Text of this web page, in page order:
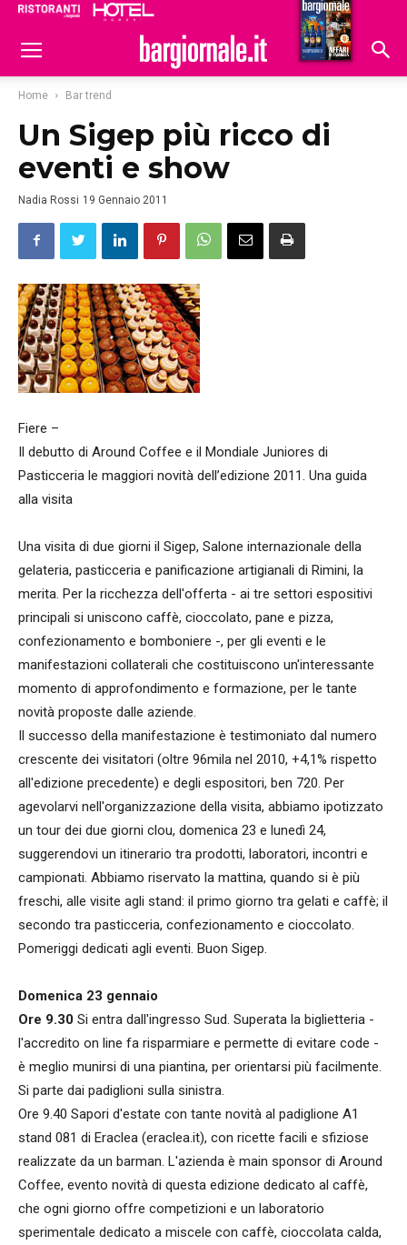
Hoteldomani
Home Bar trend
Un Sigep più ricco di
eventi e show
Nadia Rossi 19 Gennaio 2011
Fiere –
Il debutto di Around Coffee e il Mondiale Juniores di
Pasticceria le maggiori novità dell’edizione 2011. Una guida
alla visita
Una visita di due giorni il Sigep, Salone internazionale della
gelateria, pasticceria e panificazione artigianali di Rimini, la
merita. Per la ricchezza dell'offerta - ai tre settori espositivi
principali si uniscono caffè, cioccolato, pane e pizza,
confezionamento e bomboniere -, per gli eventi e le
manifestazioni collaterali che costituiscono un'interessante
momento di approfondimento e formazione, per le tante
novità proposte dalle aziende.
Il successo della manifestazione è testimoniato dal numero
crescente dei visitatori (oltre 96mila nel 2010, +4,1% rispetto
all'edizione precedente) e degli espositori, ben 720. Per
agevolarvi nell'organizzazione della visita, abbiamo ipotizzato
un tour dei due giorni clou, domenica 23 e lunedì 24,
suggerendovi un itinerario tra prodotti, laboratori, incontri e
campionati. Abbiamo riservato la mattina, quando si è più
freschi, alle visite agli stand: il primo giorno tra gelati e caffè; il
secondo tra pasticceria, confezionamento e cioccolato.
Pomeriggi dedicati agli eventi. Buon Sigep.
Domenica 23 gennaio
Ore 9.30 Si entra dall'ingresso Sud. Superata la biglietteria -
l'accredito on line fa risparmiare e permette di evitare code -
è meglio munirsi di una piantina, per orientarsi più facilmente.
Si parte dai padiglioni sulla sinistra.
Ore 9.40 Sapori d'estate con tante novità al padiglione A1
stand 081 di Eraclea (eraclea.it), con ricette facili e sfiziose
realizzate da un barman. L'azienda è main sponsor di Around
Coffee, evento novità di questa edizione dedicato al caffè,
che ogni giorno offre competizioni e un laboratorio
sperimentale dedicato a miscele con caffè, cioccolata calda,